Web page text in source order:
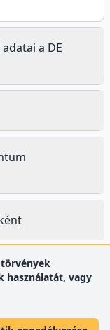
a DE
törvények
használatát, vagy